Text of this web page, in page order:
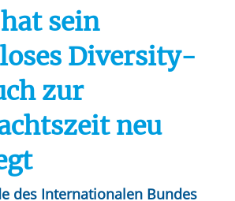
sein
Diversity-
zur
neu
des Internationalen Bundes